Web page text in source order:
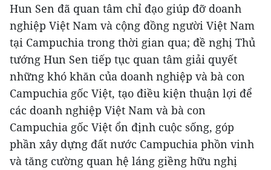
Hun Sen đã quan tâm chỉ đạo giúp đỡ doanh
nghiệp Việt Nam và cộng đồng người Việt Nam
tại Campuchia trong thời gian qua; đề nghị Thủ
tướng Hun Sen tiếp tục quan tâm giải quyết
những khó khăn của doanh nghiệp và bà con
Campuchia gốc Việt, tạo điều kiện thuận lợi để
các doanh nghiệp Việt Nam và bà con
Campuchia gốc Việt ổn định cuộc sống, góp
phần xây dựng đất nước Campuchia phồn vinh
và tăng cường quan hệ láng giềng hữu nghị